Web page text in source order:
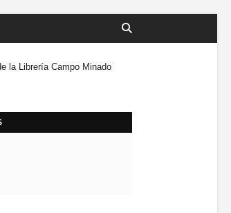
la Librería Campo Minado